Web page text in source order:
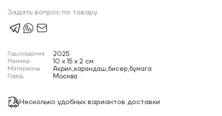
Задать вопрос по товару
Год создания 2025
Размер 10 x 15 x 2 см
Материалы Акрил,карандаш,бисер,бумага
Город Москва
Несколько удобных вариантов доставки